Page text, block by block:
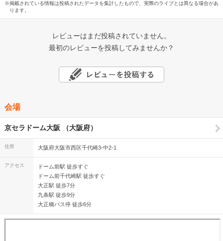
※掲載されている情報は投稿されたデータを集計したもので、実際のライブとは異なる場合があ
ります。
レビューはまだ投稿されていません。
最初のレビューを投稿してみませんか？
会場
京セラドーム大阪 （大阪府）
住所 大阪府大阪市西区千代崎3-中2-1
アクセス
ドーム前駅 徒歩すぐ
ドーム前千代崎駅 徒歩すぐ
大正駅 徒歩7分
九条駅 徒歩9分
大正橋バス停 徒歩6分